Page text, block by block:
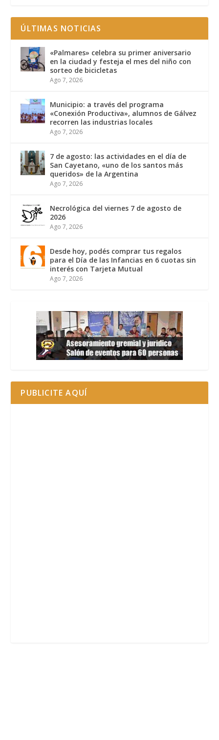
ÚLTIMAS NOTICIAS
«Palmares» celebra su primer aniversario
en la ciudad y festeja el mes del niño con
sorteo de bicicletas
Ago 7, 2026
Municipio: a través del programa
«Conexión Productiva», alumnos de Gálvez
recorren las industrias locales
Ago 7, 2026
7 de agosto: las actividades en el día de
San Cayetano, «uno de los santos más
queridos» de la Argentina
Ago 7, 2026
Necrológica del viernes 7 de agosto de
2026
Ago 7, 2026
Desde hoy, podés comprar tus regalos
para el Día de las Infancias en 6 cuotas sin
interés con Tarjeta Mutual
Ago 7, 2026
PUBLICITE AQUÍ